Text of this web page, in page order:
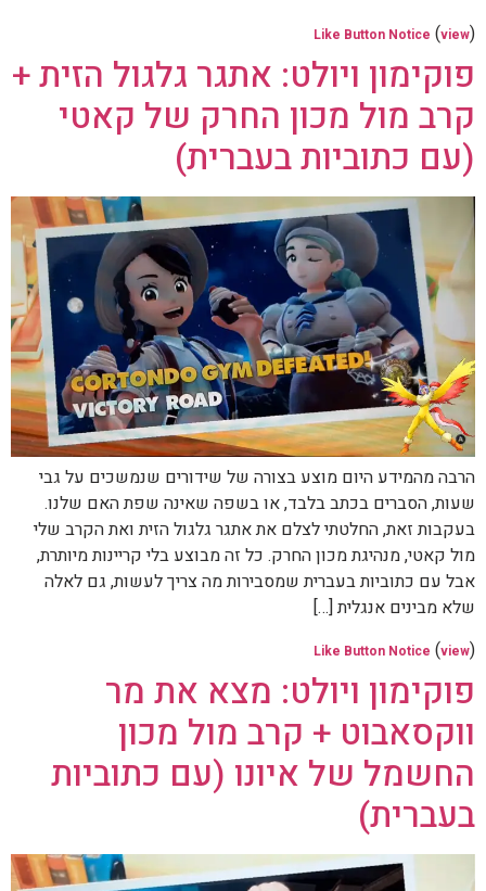
Like Button Notice (view)
פוקימון ויולט: אתגר גלגול הזית +
קרב מול מכון החרק של קאטי
(עם כתוביות בעברית)
הרבה מהמידע היום מוצע בצורה של שידורים שנמשכים על גבי
שעות, הסברים בכתב בלבד, או בשפה שאינה שפת האם שלנו.
בעקבות זאת, החלטתי לצלם את אתגר גלגול הזית ואת הקרב שלי
מול קאטי, מנהיגת מכון החרק. כל זה מבוצע בלי קריינות מיותרת,
אבל עם כתוביות בעברית שמסבירות מה צריך לעשות, גם לאלה
שלא מבינים אנגלית […]
Like Button Notice (view)
פוקימון ויולט: מצא את מר
ווקסאבוט + קרב מול מכון
החשמל של איונו (עם כתוביות
בעברית)